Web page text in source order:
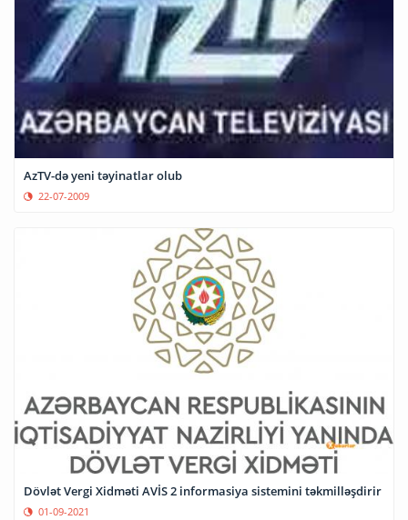
AzTV-də yeni təyinatlar olub
22-07-2009
Dövlət Vergi Xidməti AVİS 2 informasiya sistemini təkmilləşdirir
01-09-2021